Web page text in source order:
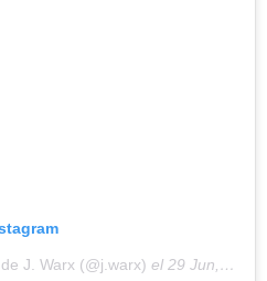
J. Warx (@j.warx) el 29 Jun, 2020 a las 1:46 PDT